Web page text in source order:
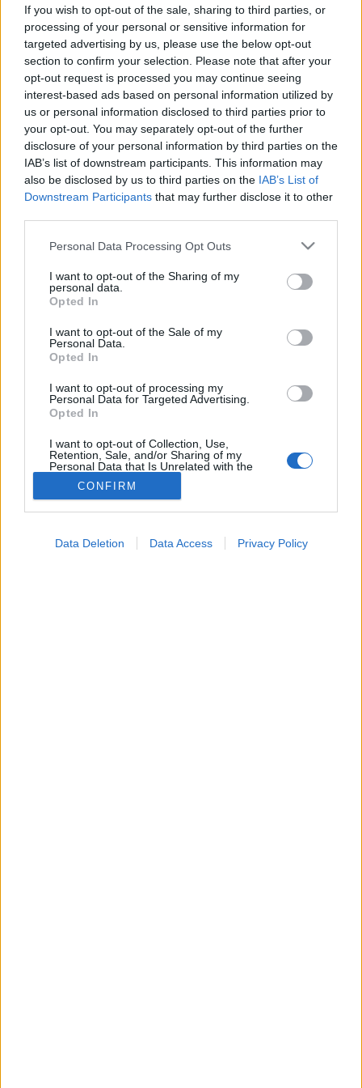
If you wish to opt-out of the sale, sharing to third parties, or
processing of your personal or sensitive information for
targeted advertising by us, please use the below opt-out
section to confirm your selection. Please note that after your
opt-out request is processed you may continue seeing
interest-based ads based on personal information utilized by
us or personal information disclosed to third parties prior to
your opt-out. You may separately opt-out of the further
disclosure of your personal information by third parties on the
IAB’s list of downstream participants. This information may
also be disclosed by us to third parties on the IAB’s List of
Downstream Participants that may further disclose it to other
Please note that this website/app uses one or more Google
not limited to your visit or usage behaviour. You may click to
grant or deny consent to Google and its third-party tags to
use your data for below specified purposes in below Google
consent section.
Personal Data Processing Opt Outs
I want to opt-out of the Sharing of my
personal data.
Opted In
I want to opt-out of the Sale of my
Personal Data.
Opted In
I want to opt-out of processing my
Personal Data for Targeted Advertising.
Opted In
I want to opt-out of Collection, Use,
Retention, Sale, and/or Sharing of my
Personal Data that Is Unrelated with the
Purposes for which it was collected.
Opted Out
CONFIRM
Data Deletion Data Access Privacy Policy
negatív a citológia eredménye
2024. november 16. 12:24
Küldés Küldés Messengeren